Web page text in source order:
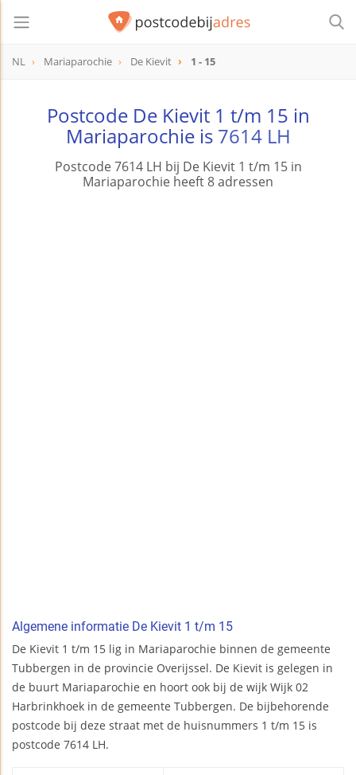
NL Mariaparochie De Kievit 1 - 15
Postcode De Kievit 1 t/m 15 in
Mariaparochie is 7614 LH
Postcode 7614 LH bij De Kievit 1 t/m 15 in
Mariaparochie heeft 8 adressen
Algemene informatie De Kievit 1 t/m 15
De Kievit 1 t/m 15 lig in Mariaparochie binnen de gemeente
Tubbergen in de provincie Overijssel. De Kievit is gelegen in
de buurt Mariaparochie en hoort ook bij de wijk Wijk 02
Harbrinkhoek in de gemeente Tubbergen. De bijbehorende
postcode bij deze straat met de huisnummers 1 t/m 15 is
postcode 7614 LH.